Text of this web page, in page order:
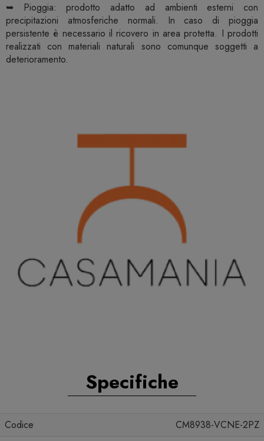
➥ Pioggia: prodotto adatto ad ambienti esterni con
precipitazioni atmosferiche normali. In caso di pioggia
persistente è necessario il ricovero in area protetta. I prodotti
realizzati con materiali naturali sono comunque soggetti a
deterioramento.
Specifiche
Codice
CM8938-VCNE-2PZ